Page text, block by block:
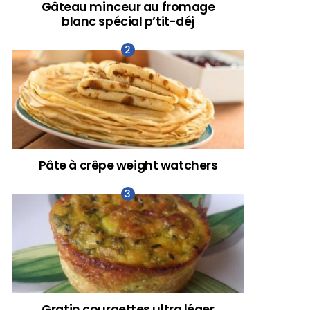
Gâteau minceur au fromage
blanc spécial p’tit-déj
Pâte à crêpe weight watchers